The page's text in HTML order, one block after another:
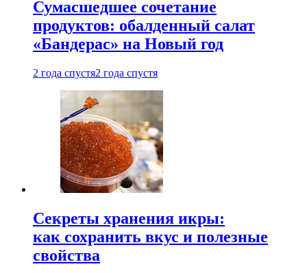
Сумасшедшее сочетание
продуктов: обалденный салат
«Бандерас» на Новый год
2 года спустя2 года спустя
Секреты хранения икры:
как сохранить вкус и полезные
свойства